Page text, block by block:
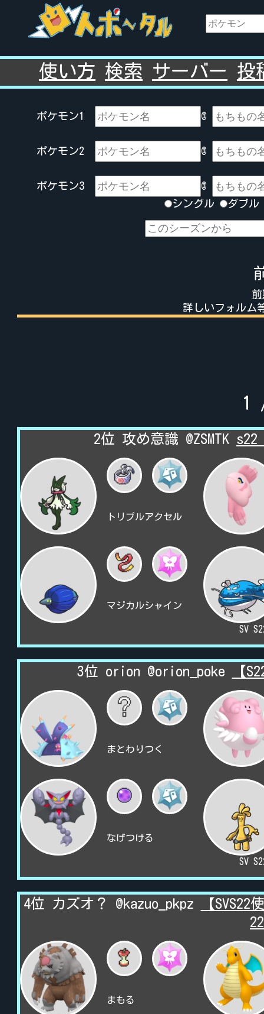
使い方 検索 サーバー 投
ポケモン1 @
ポケモン2 @
ポケモン3
@
シングル
ダブル
詳しいフォルム
1
2位 攻め意識 @ZSMTK s22
トリプルアクセル
マジカルシャイン
SV
3位 orion @orion_poke 【
まとわりつく
なげつける
SV
4位 カズオ？ @kazuo_pkpz
【
まもる